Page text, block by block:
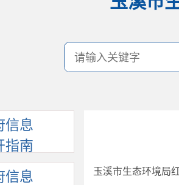
信息
指南
信息
玉溪市生态环境局